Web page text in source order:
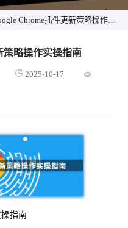
Chrome插件更新策略操作实操指南
策略操作实操指南
2025-10-17
操指南